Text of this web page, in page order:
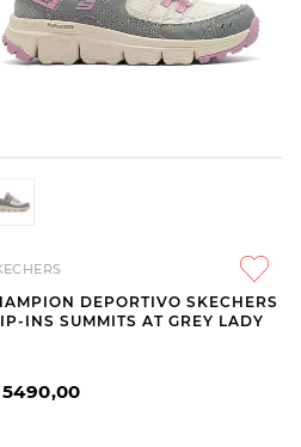
DEPORTIVO SKECHERS
INS SUMMITS AT GREY LADY
5490,00